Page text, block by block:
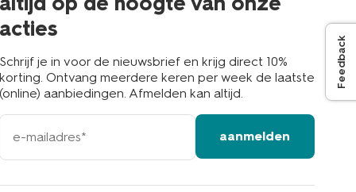
acties
Schrijf je in voor de nieuwsbrief en krijg direct 10%
korting. Ontvang meerdere keren per week de laatste
(online) aanbiedingen. Afmelden kan altijd.
e-
mailadres
aanmelden
Feedback